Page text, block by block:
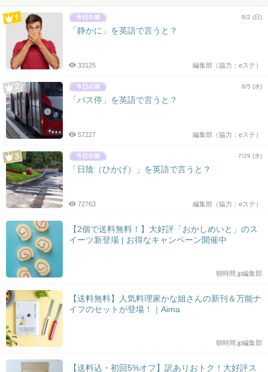
8/2 (日)
「静かに」を英語で言うと？
編集部（協力：eステ）
33125
8/5 (水)
「バス停」を英語で言うと？
編集部（協力：eステ）
57227
7/29 (水)
「日陰（ひかげ）」を英語で言うと？
編集部（協力：eステ）
72763
【2個で送料無料！】大好評「おかしめいと」のス
イーツ新登場 | お得なキャンペーン開催中
朝時間.jp編集部
【送料無料】人気料理家かな姐さんの新刊＆万能ナ
イフのセットが登場！｜Aima
朝時間.jp編集部
【送料込・初回5%オフ】訳ありおトク！大好評ス